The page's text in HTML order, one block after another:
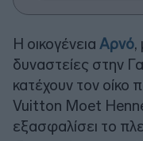
Η οικογένεια Αρνό,
δυναστείες στην
κατέχουν τον οίκο
Vuitton Moet
εξασφαλίσει το